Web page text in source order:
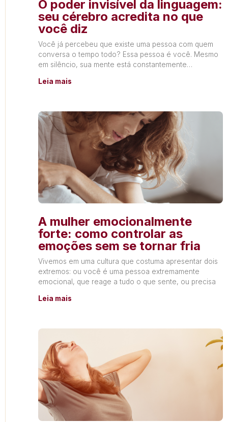
O poder invisível da linguagem:
seu cérebro acredita no que
você diz
Você já percebeu que existe uma pessoa com quem
conversa o tempo todo? Essa pessoa é você. Mesmo
em silêncio, sua mente está constantemente
Leia mais
A mulher emocionalmente
forte: como controlar as
emoções sem se tornar fria
Vivemos em uma cultura que costuma apresentar dois
extremos: ou você é uma pessoa extremamente
emocional, que reage a tudo o que sente, ou precisa
Leia mais